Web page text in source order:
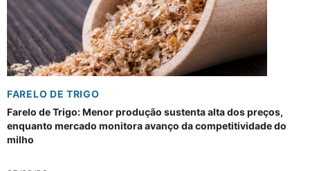
FARELO DE TRIGO
Farelo de Trigo: Menor produção sustenta alta dos preços,
enquanto mercado monitora avanço da competitividade do
milho